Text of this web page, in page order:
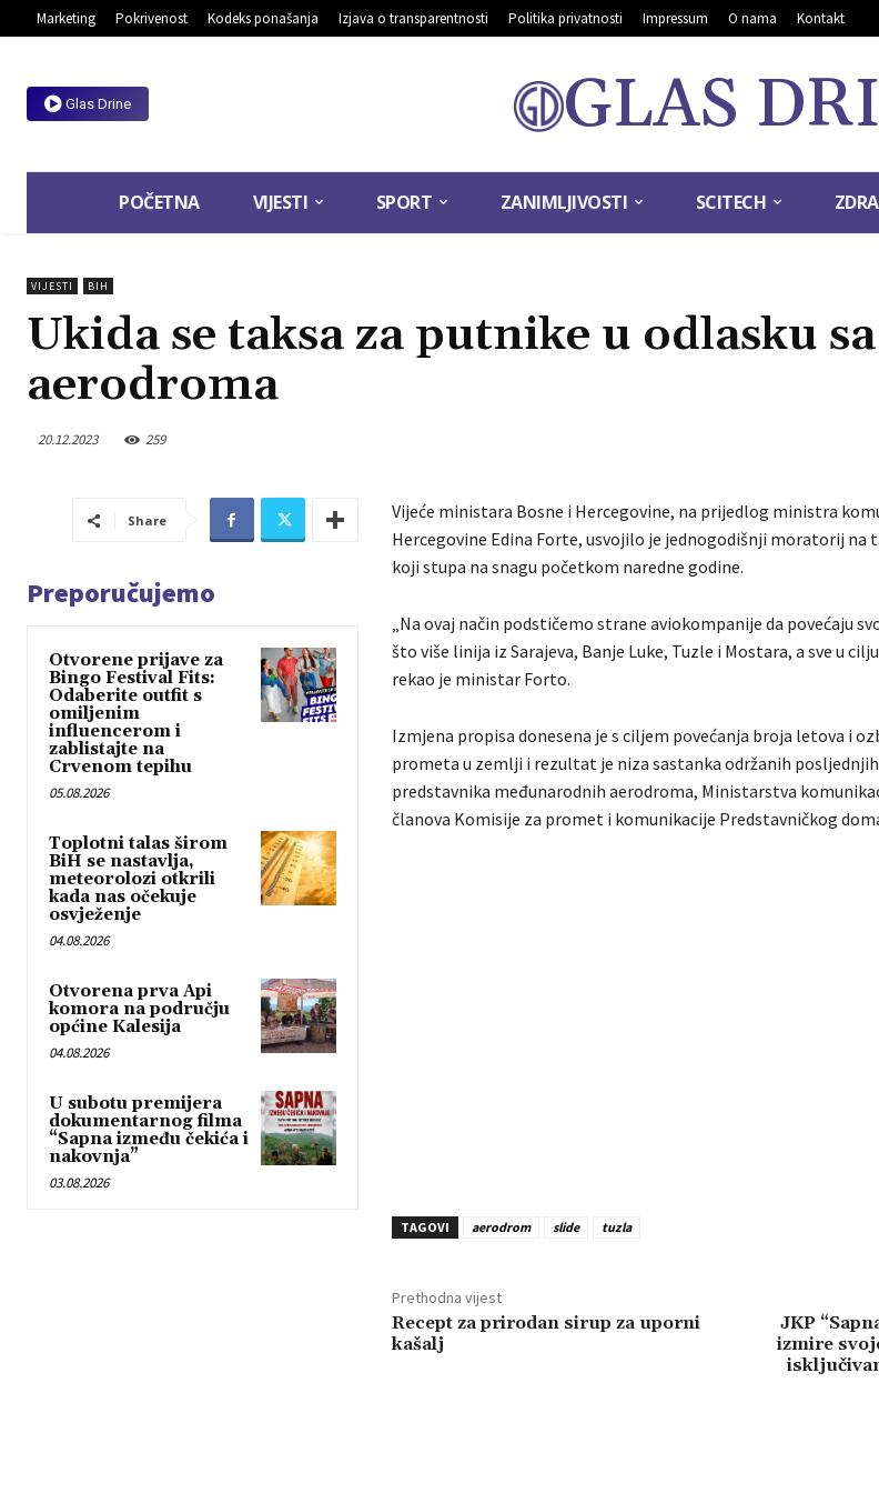
Marketing Pokrivenost Kodeks ponašanja Izjava o transparentnosti Politika privatnosti Impressum O nama Kontakt
Glas Drine GLAS
POČETNA VIJESTI SPORT ZANIMLJIVOSTI SCITECH
VIJESTI BIH
Ukida se taksa za putnike u odlasku
aerodroma
20.12.2023 259
Share
Preporučujemo
Otvorene prijave za
Bingo Festival Fits:
Odaberite outfit s
omiljenim
influencerom i
zablistajte na
Crvenom tepihu
05.08.2026
Toplotni talas širom
BiH se nastavlja,
meteorolozi otkrili
kada nas očekuje
osvježenje
04.08.2026
Otvorena prva Api
komora na području
općine Kalesija
04.08.2026
U subotu premijera
dokumentarnog filma
“Sapna između čekića i
nakovnja”
03.08.2026
Vijeće ministara Bosne i Hercegovine, na prijedlog ministra
Hercegovine Edina Forte, usvojilo je jednogodišnji moratorij na
koji stupa na snagu početkom naredne godine.
„Na ovaj način podstičemo strane aviokompanije da povećaju
što više linija iz Sarajeva, Banje Luke, Tuzle i Mostara, a sve u
rekao je ministar Forto.
Izmjena propisa donesena je s ciljem povećanja broja letova i
prometa u zemlji i rezultat je niza sastanka održanih
predstavnika međunarodnih aerodroma, Ministarstva
članova Komisije za promet i komunikacije Predstavničkog
TAGOVI aerodrom slide tuzla
Prethodna vijest
Recept za prirodan sirup za uporni
kašalj
JKP
izmire